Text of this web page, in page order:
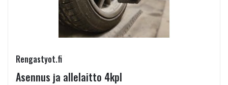
Rengastyot.fi
Asennus ja allelaitto 4kpl